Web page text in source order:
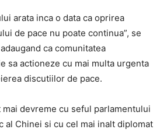
arata inca o data ca oprirea
de pace nu poate continua”, se
ca comunitatea
sa actioneze cu mai multa urgenta
discutiilor de pace.
devreme cu seful parlamentului
al Chinei si cu cel mai inalt diplomat